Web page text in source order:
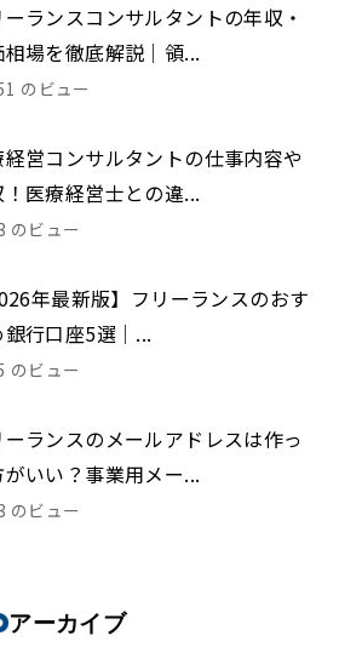
ーランスコンサルタントの年収・
場を徹底解説｜領...
のビュー
営コンサルタントの仕事内容や
医療経営士との違...
のビュー
年最新版】フリーランスのおす
行口座5選｜...
のビュー
ランスのメールアドレスは作っ
がいい？事業用メー...
のビュー
アーカイブ